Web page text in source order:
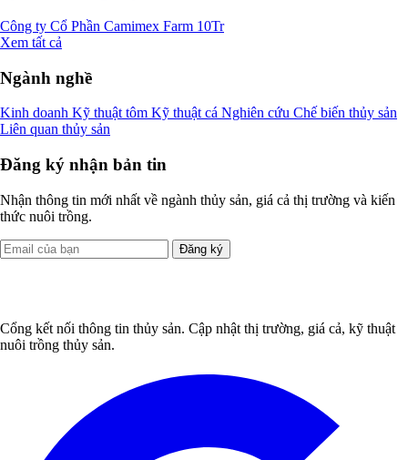
Công ty Cổ Phần Camimex Farm 10Tr
Xem tất cả
Ngành nghề
Kinh doanh Kỹ thuật tôm Kỹ thuật cá Nghiên cứu Chế biến thủy sản
Liên quan thủy sản
Đăng ký nhận bản tin
Nhận thông tin mới nhất về ngành thủy sản, giá cả thị trường và kiến
thức nuôi trồng.
Đăng ký
Cổng kết nối thông tin thủy sản. Cập nhật thị trường, giá cả, kỹ thuật
nuôi trồng thủy sản.